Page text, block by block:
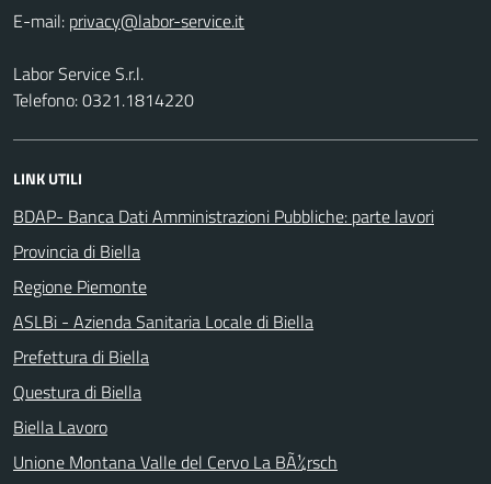
E-mail:
Labor Service S.r.l.
Telefono: 0321.1814220
LINK UTILI
BDAP- Banca Dati Amministrazioni Pubbliche: parte lavori
Provincia di Biella
Regione Piemonte
ASLBi - Azienda Sanitaria Locale di Biella
Prefettura di Biella
Questura di Biella
Biella Lavoro
Unione Montana Valle del Cervo La BÃ¼rsch